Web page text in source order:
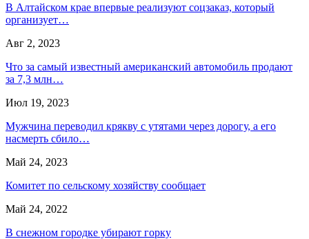
В Алтайском крае впервые реализуют соцзаказ, который
организует…
Авг 2, 2023
Что за самый известный американский автомобиль продают
за 7,3 млн…
Июл 19, 2023
Мужчина переводил крякву с утятами через дорогу, а его
насмерть сбило…
Май 24, 2023
Комитет по сельскому хозяйству сообщает
Май 24, 2022
В снежном городке убирают горку